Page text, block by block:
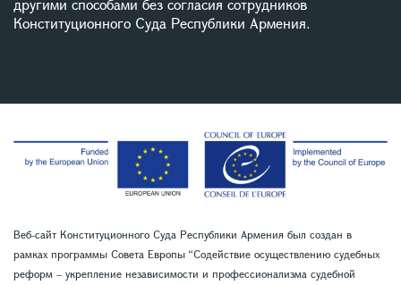
другими способами без согласия сотрудников
Конституционного Суда Республики Армения.
Веб-сайт Конституционного Суда Республики Армения был создан в
рамках программы Совета Европы “Содействие осуществлению судебных
реформ – укрепление независимости и профессионализма судебной